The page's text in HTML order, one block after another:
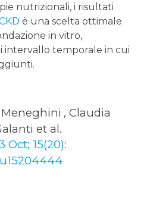
nutrizionali, i risultati
è una scelta ottimale
in vitro,
temporale in cui
, Claudia
et al.
Oct; 15(20):